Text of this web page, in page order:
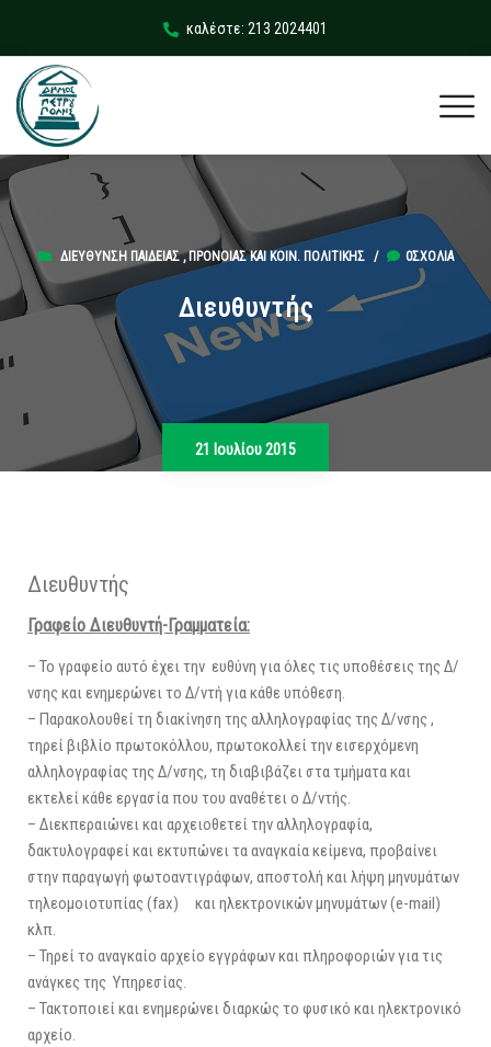
καλέστε: 213 2024401
ΔΙΕΎΘΥΝΣΗ ΠΑΙΔΕΊΑΣ , ΠΡΌΝΟΙΑΣ ΚΑΙ KΟΙΝ. ΠΟΛΙΤΙΚΉΣ/ 0ΣΧΌΛΙΑ
Διευθυντής
21 Ιουλίου 2015
Διευθυντής
Γραφείο Διευθυντή-Γραμματεία:
– Το γραφείο αυτό έχει την ευθύνη για όλες τις υποθέσεις της Δ/
νσης και ενημερώνει το Δ/ντή για κάθε υπόθεση.
– Παρακολουθεί τη διακίνηση της αλληλογραφίας της Δ/νσης ,
τηρεί βιβλίο πρωτοκόλλου, πρωτοκολλεί την εισερχόμενη
αλληλογραφίας της Δ/νσης, τη διαβιβάζει στα τμήματα και
εκτελεί κάθε εργασία που του αναθέτει ο Δ/ντής.
– Διεκπεραιώνει και αρχειοθετεί την αλληλογραφία,
δακτυλογραφεί και εκτυπώνει τα αναγκαία κείμενα, προβαίνει
στην παραγωγή φωτοαντιγράφων, αποστολή και λήψη μηνυμάτων
τηλεομοιοτυπίας (fax) και ηλεκτρονικών μηνυμάτων (e-mail)
κλπ.
– Τηρεί το αναγκαίο αρχείο εγγράφων και πληροφοριών για τις
ανάγκες της Υπηρεσίας.
– Τακτοποιεί και ενημερώνει διαρκώς το φυσικό και ηλεκτρονικό
αρχείο.